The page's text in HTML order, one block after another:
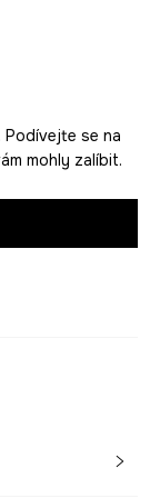
se na
mohly zalíbit.